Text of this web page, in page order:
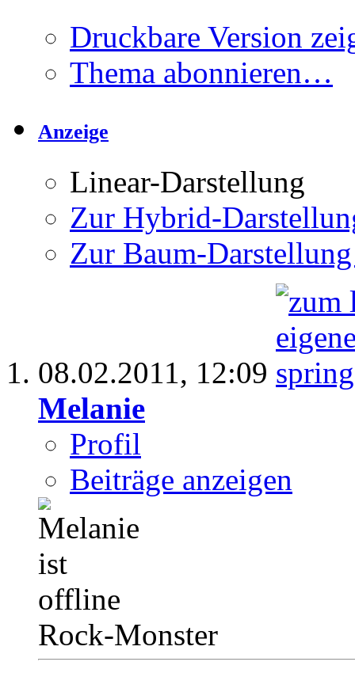
Druckbare Version
Thema abonnieren…
Anzeige
Linear-Darstellung
Zur Hybrid-
Zur Baum-
08.02.2011, 12:09
Melanie
Profil
Beiträge anzeigen
Rock-Monster